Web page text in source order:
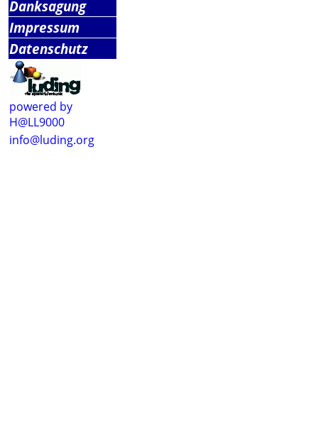
Danksagung
Impressum
Datenschutz
powered by
H@LL9000
info@luding.org